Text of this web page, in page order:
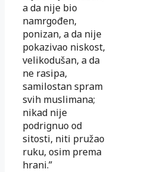
a da nije bio
namrgođen,
ponizan, a da nije
po­kazivao niskost,
velikodušan, a da
ne rasipa,
samilostan spram
svih muslimana;
nikad nije
podrignuo od
sitosti, niti pružao
ruku, osim prema
hrani.”